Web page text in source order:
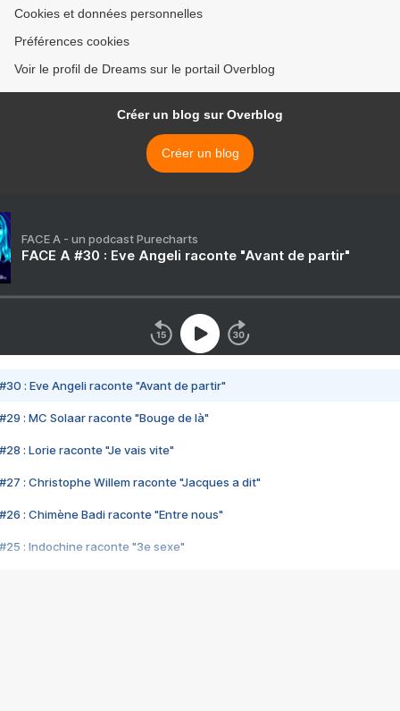
Cookies et données personnelles
Préférences cookies
Voir le profil de Dreams sur le portail Overblog
Créer un blog sur Overblog
Créer un blog
FACE A - un podcast Purecharts
FACE A #30 : Eve Angeli raconte "Avant de partir"
#30 : Eve Angeli raconte "Avant de partir"
#29 : MC Solaar raconte "Bouge de là"
#28 : Lorie raconte "Je vais vite"
#27 : Christophe Willem raconte "Jacques a dit"
#26 : Chimène Badi raconte "Entre nous"
#25 : Indochine raconte "3e sexe"